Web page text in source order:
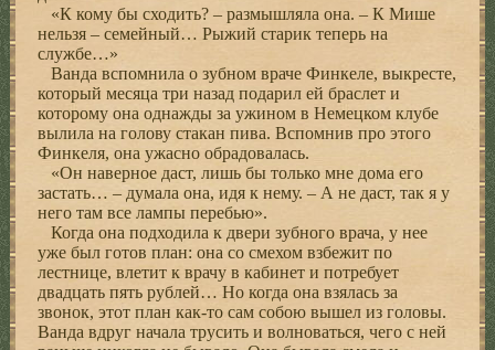
«К кому бы сходить? – размышляла она. – К Мише
нельзя – семейный… Рыжий старик теперь на
службе…»
Ванда вспомнила о зубном враче Финкеле, выкресте,
который месяца три назад подарил ей браслет и
которому она однажды за ужином в Немецком клубе
вылила на голову стакан пива. Вспомнив про этого
Финкеля, она ужасно обрадовалась.
«Он наверное даст, лишь бы только мне дома его
застать… – думала она, идя к нему. – А не даст, так я у
него там все лампы перебью».
Когда она подходила к двери зубного врача, у нее
уже был готов план: она со смехом взбежит по
лестнице, влетит к врачу в кабинет и потребует
двадцать пять рублей… Но когда она взялась за
звонок, этот план как-то сам собою вышел из головы.
Ванда вдруг начала трусить и волноваться, чего с ней